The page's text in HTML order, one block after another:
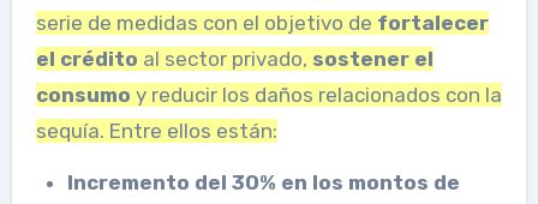
serie de medidas con el objetivo de fortalecer
el crédito al sector privado, sostener el
consumo y reducir los daños relacionados con la
sequía. Entre ellos están:
Incremento del 30% en los montos de